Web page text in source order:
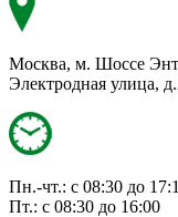
Москва, м. Шоссе
Электродная улица,
Пн.-чт.: с 08:30 до
Пт.: с 08:30 до 16:00